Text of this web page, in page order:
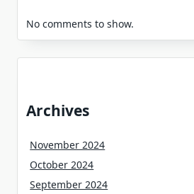
No comments to show.
Archives
November 2024
October 2024
September 2024